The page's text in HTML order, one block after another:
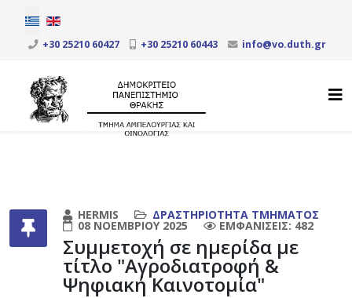
Επιλέξτε τη γλώσσα σας
+30 25210 60427 +30 25210 60443 info@vo.duth.gr
HERMIS ΔΡΑΣΤΗΡΊΟΤΗΤΑ ΤΜΉΜΑΤΟΣ
08 ΝΟΕΜΒΡΊΟΥ 2025 ΕΜΦΑΝΊΣΕΙΣ: 482
Συμμετοχή σε ημερίδα με
τίτλο "Αγροδιατροφή &
Ψηφιακή Καινοτομία"